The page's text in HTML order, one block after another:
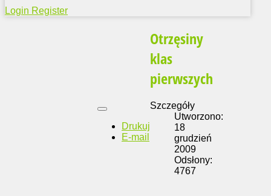
Login Register
Otrzęsiny
klas
pierwszych
Drukuj
E-mail
Szczegóły
Utworzono:
18
grudzień
2009
Odsłony:
4767